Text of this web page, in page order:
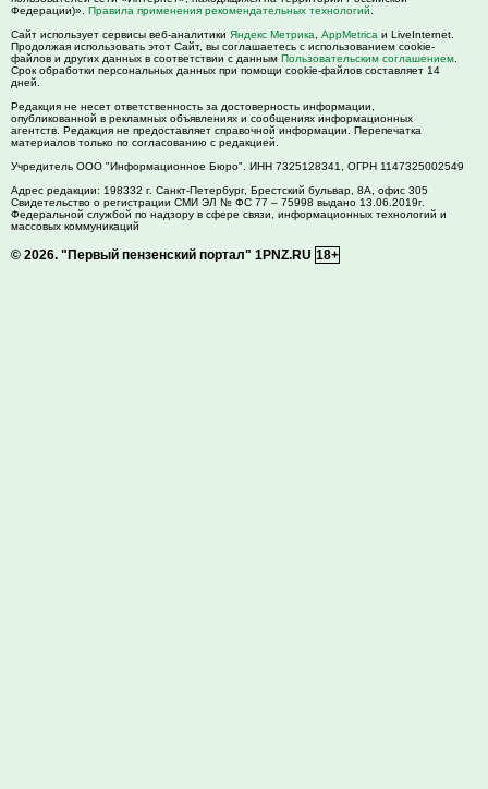
Федерации)». Правила применения рекомендательных технологий
Сайт использует сервисы веб-аналитики Яндекс Метрика AppMetrica и LiveInternet.
Продолжая использовать этот Сайт, вы соглашаетесь с использованием cookie-
файлов и других данных в соответствии с данным Пользовательским соглашением
Срок обработки персональных данных при помощи cookie-файлов составляет 14
дней.
Редакция не несет ответственность за достоверность информации,
опубликованной в рекламных объявлениях и сообщениях информационных
агентств. Редакция не предоставляет справочной информации. Перепечатка
материалов только по согласованию с редакцией.
Учредитель ООО "Информационное Бюро". ИНН 7325128341, ОГРН 1147325002549
Адрес редакции: 198332 г. Санкт-Петербург, Брестский бульвар, 8А, офис 305
Свидетельство о регистрации СМИ ЭЛ № ФС 77 – 75998 выдано 13.06.2019г.
Федеральной службой по надзору в сфере связи, информационных технологий и
массовых коммуникаций
© 2026. "Первый пензенский портал" 1PNZ.RU 18+